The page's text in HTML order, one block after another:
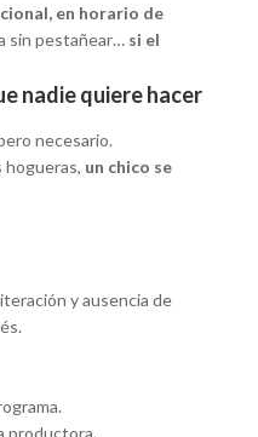
en horario de
sin pestañear… si el
nadie quiere hacer
necesario.
hogueras, un chico se
y ausencia de
productora.